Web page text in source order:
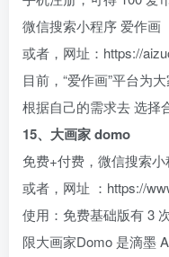
微信搜索小程序 爱作画
或者，网址：https://
目前，“爱作画”平台为
根据自己的需求去 选择
15、大画家 domo
免费+付费，微信搜索
或者，网址 ：https://
使用：免费基础版有 3
限大画家Domo 是滴墨